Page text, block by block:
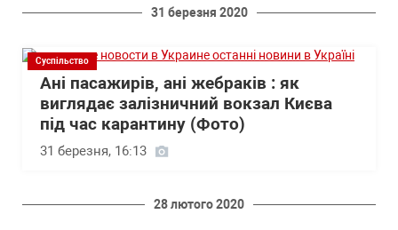
31 березня 2020
Суспільство
Ані пасажирів, ані жебраків : як
виглядає залізничний вокзал Києва
під час карантину (Фото)
31 березня, 16:13
28 лютого 2020